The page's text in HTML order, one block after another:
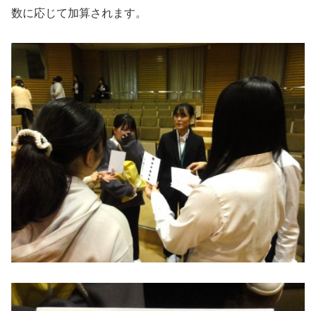
数に応じて加算されます。